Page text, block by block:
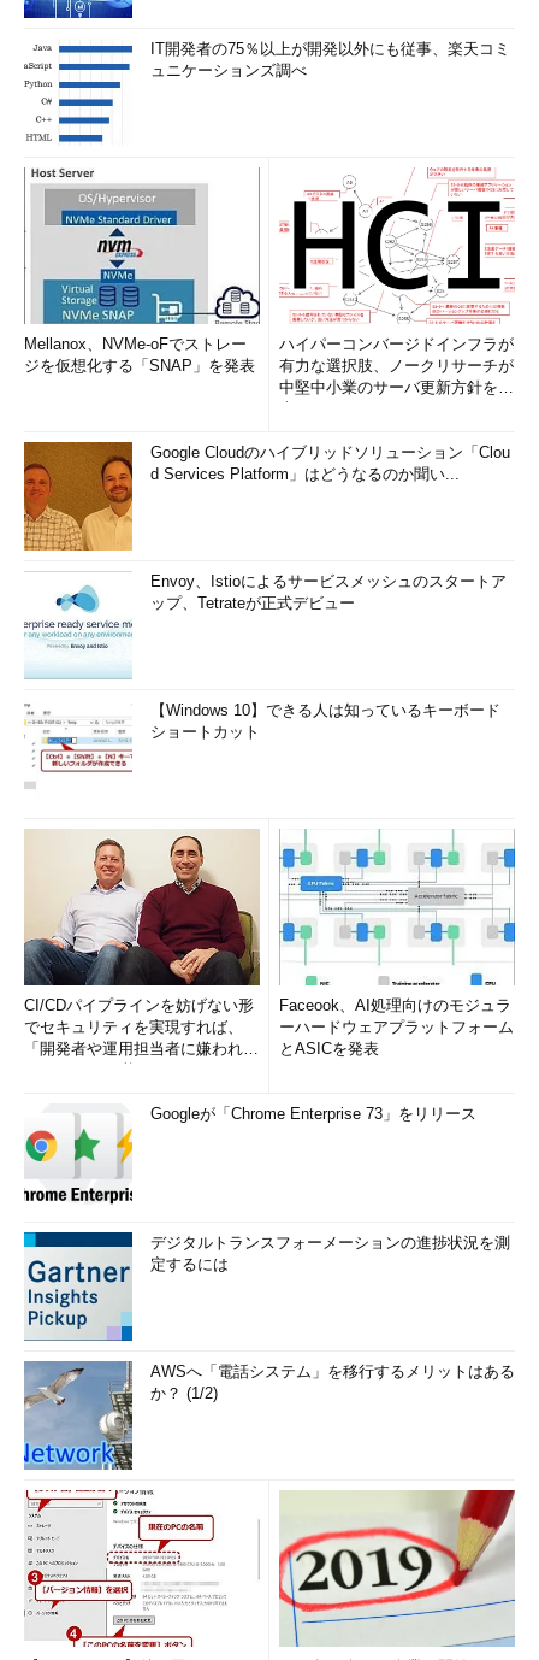
IT開発者の75％以上が開発以外にも従事、楽天コミ
ュニケーションズ調べ
Mellanox、NVMe-oFでストレー
ジを仮想化する「SNAP」を発表
ハイパーコンバージドインフラが
有力な選択肢、ノークリサーチが
中堅中小業のサーバ更新方針を調
Google Cloudのハイブリッドソリューション「Clou
d Services Platform」はどうなるのか聞い...
Envoy、Istioによるサービスメッシュのスタートア
ップ、Tetrateが正式デビュー
【Windows 10】できる人は知っているキーボード
ショートカット
CI/CDパイプラインを妨げない形
でセキュリティを実現すれば、
「開発者や運用担当者に嫌われな
Faceook、AI処理向けのモジュラ
ーハードウェアプラットフォーム
とASICを発表
Googleが「Chrome Enterprise 73」をリリース
デジタルトランスフォーメーションの進捗状況を測
定するには
AWSへ「電話システム」を移行するメリットはある
か？ (1/2)